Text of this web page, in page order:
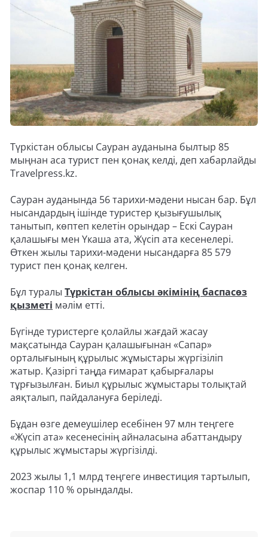
Түркістан облысы Сауран ауданына былтыр 85
мыңнан аса турист пен қонақ келді, деп хабарлайды
Travelpress.kz.
Сауран ауданында 56 тарихи-мәдени нысан бар. Бұл
нысандардың ішінде туристер қызығушылық
танытып, көптеп келетін орындар – Ескі Сауран
қалашығы мен Үкаша ата, Жүсіп ата кесенелері.
Өткен жылы тарихи-мәдени нысандарға 85 579
турист пен қонақ келген.
Бұл туралы Түркістан облысы әкімінің баспасөз
қызметі мәлім етті.
Бүгінде туристерге қолайлы жағдай жасау
мақсатында Сауран қалашығынан «Сапар»
орталығының құрылыс жұмыстары жүргізіліп
жатыр. Қазіргі таңда ғимарат қабырғалары
тұрғызылған. Биыл құрылыс жұмыстары толықтай
аяқталып, пайдалануға беріледі.
Бұдан өзге демеушілер есебінен 97 млн теңгеге
«Жүсіп ата» кесенесінің айналасына абаттандыру
құрылыс жұмыстары жүргізілді.
2023 жылы 1,1 млрд теңгеге инвестиция тартылып,
жоспар 110 % орындалды.